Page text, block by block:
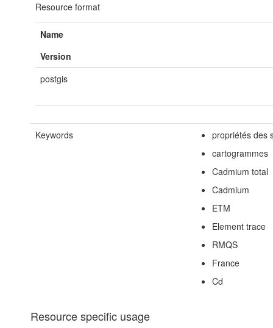
Resource format
Name
Version
postgis
Keywords
propriétés des
cartogrammes
Cadmium total
Cadmium
ETM
Element trace
RMQS
France
Cd
Resource specific usage